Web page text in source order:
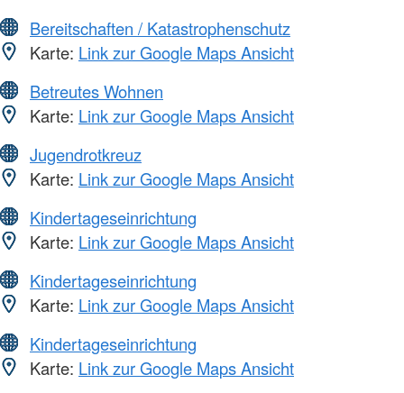
Bereitschaften / Katastrophenschutz
Karte: Link zur Google Maps Ansicht
Betreutes Wohnen
Karte: Link zur Google Maps Ansicht
Jugendrotkreuz
Karte: Link zur Google Maps Ansicht
Kindertageseinrichtung
Karte: Link zur Google Maps Ansicht
Kindertageseinrichtung
Karte: Link zur Google Maps Ansicht
Kindertageseinrichtung
Karte: Link zur Google Maps Ansicht